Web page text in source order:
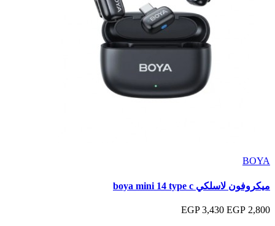
BOYA
ميكروفون لاسلكي boya mini 14 type c
2,800 EGP
3,430 EGP